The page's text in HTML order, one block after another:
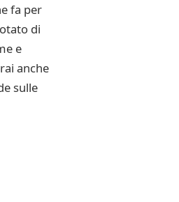
fa per
di
e
anche
sulle